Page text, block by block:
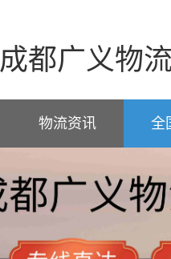
成都广义物流
物流资讯 全